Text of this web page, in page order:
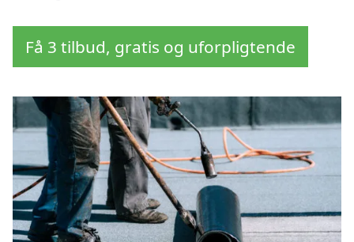
Få 3 tilbud, gratis og uforpligtende